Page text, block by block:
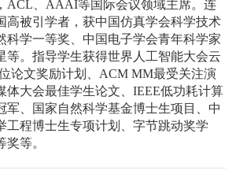
ACL、AAAI等国际会议领域主席。连
高被引学者，获中国仿真学会科学技术
科学一等奖、中国电子学会青年科学家
等。指导学生获得世界人工智能大会云
论文奖励计划、ACM MM最受关注演
体大会最佳学生论文、IEEE低功耗计算
军、国家自然科学基金博士生项目、中
工程博士生专项计划、字节跳动奖学
等。